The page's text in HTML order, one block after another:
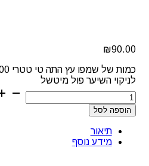
₪90.00
לניקוי השיער פול מיטשל
הוספה לסל
תיאור
מידע נוסף